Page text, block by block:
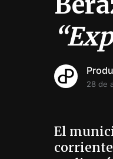
28 de
El